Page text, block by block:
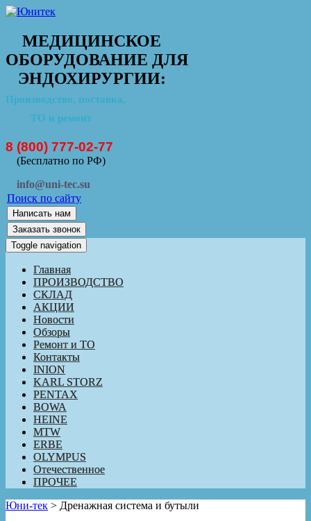
МЕДИЦИНСКОЕ
ОБОРУДОВАНИЕ ДЛЯ
ЭНДОХИРУРГИИ:
Производство, поставка,
ТО и ремонт
8 (800) 777-02-77
(Бесплатно по РФ)
info@uni-tec.su
Поиск по сайту
Написать нам
Заказать звонок
Toggle navigation
Главная
ПРОИЗВОДСТВО
СКЛАД
АКЦИИ
Новости
Обзоры
Ремонт и ТО
Контакты
INION
KARL STORZ
PENTAX
BOWA
HEINE
MTW
ERBE
OLYMPUS
Отечественное
ПРОЧЕЕ
Юни-тек > Дренажная система и бутыли